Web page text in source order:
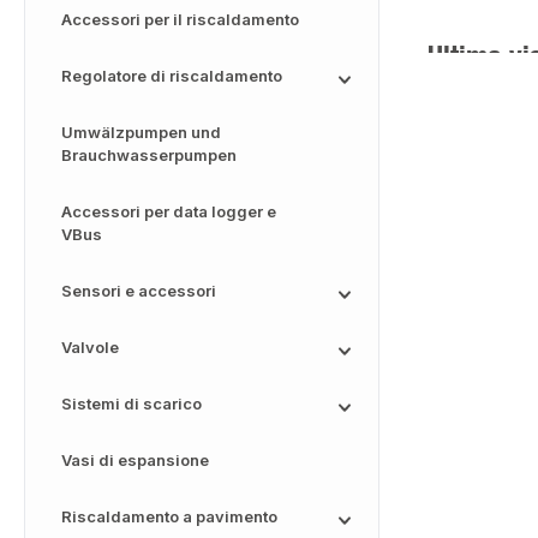
Accessori per il riscaldamento
Regolatore di riscaldamento
Umwälzpumpen und
Brauchwasserpumpen
Accessori per data logger e
VBus
Sensori e accessori
Valvole
Sistemi di scarico
Vasi di espansione
Riscaldamento a pavimento
Ultima